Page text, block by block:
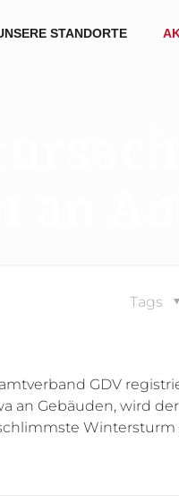
STANDORTE
Tags
GDV
an Gebäuden, wird